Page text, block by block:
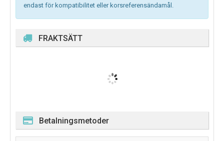
endast för kompatibilitet eller korsreferensändamål.
FRAKTSÄTT
Betalningsmetoder